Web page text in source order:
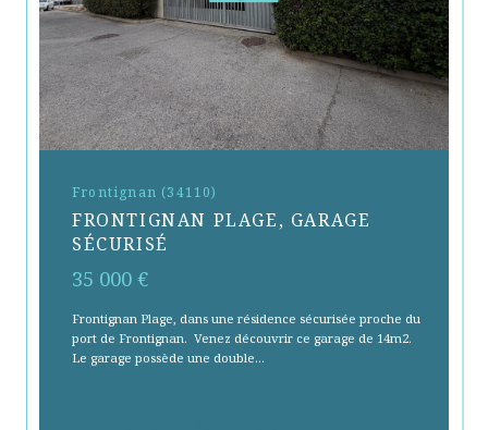
Frontignan (34110)
FRONTIGNAN PLAGE, GARAGE
SÉCURISÉ
35 000 €
Frontignan Plage, dans une résidence sécurisée proche du
port de Frontignan. Venez découvrir ce garage de 14m2.
Le garage possède une double...